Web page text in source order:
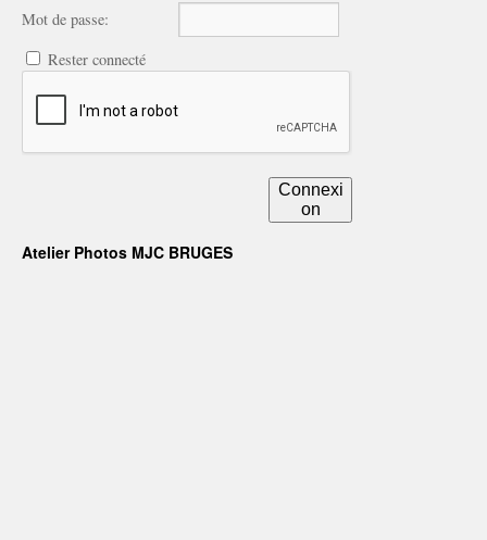
Mot de passe:
Rester connecté
Connexi
on
Atelier Photos MJC BRUGES